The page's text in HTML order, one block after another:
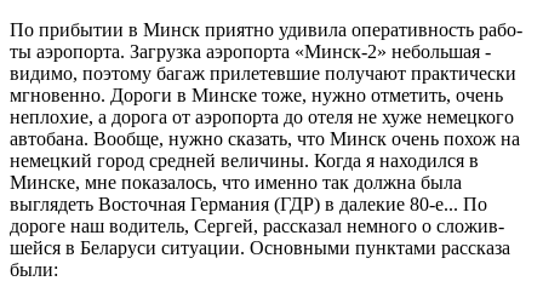
По прибытии в Минск прият­но удивила оперативность рабо­
ты аэропорта. Загрузка аэропор­та «Минск-2» небольшая -
видимо, поэтому багаж прилетевшие получа­ют практически
мгновенно. Дороги в Минске тоже, нужно отметить, очень
неплохие, а дорога от аэропорта до отеля не хуже немецкого
автобана. Вообще, нужно сказать, что Минск очень похож на
немецкий город средней величины. Когда я нахо­дился в
Минске, мне показалось, что именно так должна была
выглядеть Восточная Германия (ГДР) в далекие 80-е... По
дороге наш водитель, Сергей, рассказал немного о сложив­
шейся в Беларуси ситуации. Основ­ными пунктами рассказа
были: